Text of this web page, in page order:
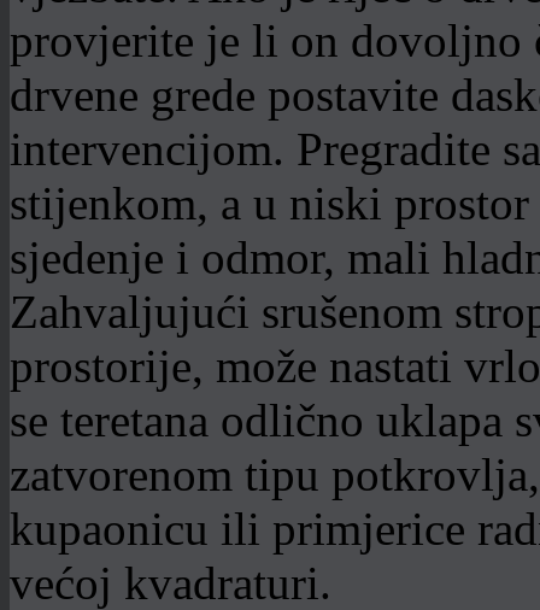
provjerite je li on dovoljno
drvene grede postavite
intervencijom. Pregradite
stijenkom, a u niski
sjedenje i odmor, mali
Zahvaljujući srušenom
prostorije, može nastati
se teretana odlično uklapa
zatvorenom tipu
kupaonicu ili primjerice
većoj kvadraturi.